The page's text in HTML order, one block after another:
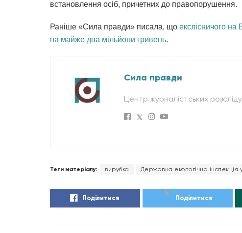
встановлення осіб, причетних до правопорушення.
Раніше «Сила правди» писала, що екслісничого на
на майже два мільйони гривень.
Сила правди
Центр журналістських
Теги матеріалу: вирубка Державна екологічна інспекція
Поділитися Поділитися